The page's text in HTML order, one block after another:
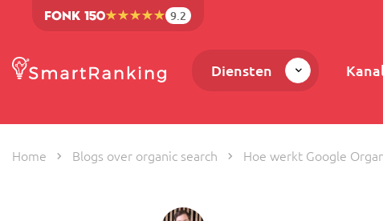
9.2
Diensten
Home Blogs over organic search Hoe werkt Google